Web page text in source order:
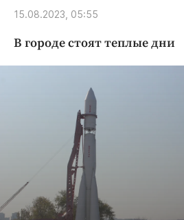
Народные новости
Культура
Недвижимость и ЖКХ
Образование
Общество
Погода
Праздники
15.08.2023, 05:55
В городе стоят теплые дни